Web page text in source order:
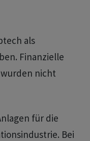
als
Finanzielle
nicht
für die
Bei